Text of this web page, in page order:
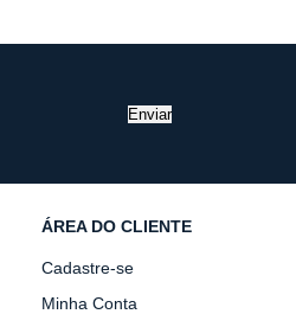
Enviar
ÁREA DO CLIENTE
Cadastre-se
Minha Conta